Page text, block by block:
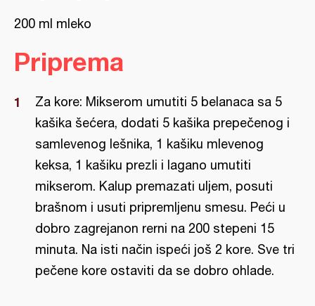
200 ml mleko
Priprema
Za kore: Mikserom umutiti 5 belanaca sa 5
kašika šećera, dodati 5 kašika prepečenog i
samlevenog lešnika, 1 kašiku mlevenog
keksa, 1 kašiku prezli i lagano umutiti
mikserom. Kalup premazati uljem, posuti
brašnom i usuti pripremljenu smesu. Peći u
dobro zagrejanon rerni na 200 stepeni 15
minuta. Na isti način ispeći još 2 kore. Sve tri
pečene kore ostaviti da se dobro ohlade.